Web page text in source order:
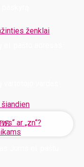
ženklai
ar „zn“?
Jums el. paštu